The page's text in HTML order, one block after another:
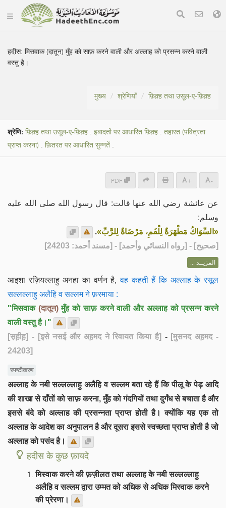
हदीस:मिसवाक (दातून) मुँह को साफ़ करने वाली और अल्लाह को प्रसन्न करने वाली
वस्तु है।
मुख्य श्रेणियाँ फ़िक़्ह तथा उसूल-ए-फ़िक़्ह
श्रेणि: फ़िक़्ह तथा उसूल-ए-फ़िक़्ह . इबादतों पर आधारित फ़िक़्ह . तहारत (पवित्रता
प्राप्त करना) . फ़ितरत पर आधारित सुन्नतें .
PDF + -
عن عائشة رضي الله عنها قالت: قال رسول الله صلى الله عليه
وسلم:
«السِّوَاكُ مَطْهَرَةٌ لِلْفَمِ، مَرْضَاةٌ لِلرَّبِّ».
[صحيح] - [رواه النسائي وأحمد] - [مسند أحمد: 24203]
المزيــد ...
आइशा रज़ियल्लाहु अनहा का वर्णन है, वह कहती हैं कि अल्लाह के रसूल
सल्लल्लाहु अलैहि व सल्लम ने फ़रमाया :
"मिसवाक (दातून)मुँह को साफ़ करने वाली और अल्लाह को प्रसन्न करने
वाली वस्तु है।"
[स़ह़ीह़] - [इसे नसई और अह़मद ने रिवायत किया है] - [मुसनद अह़मद -
24203]
स्पष्टीकरण
अल्लाह के नबी सल्लल्लाहु अलैहि व सल्लम बता रहे हैं कि पीलू के पेड़ आदि
की शाखा से दाँतों को साफ़ करना, मुँह को गंदगियों तथा दुर्गंध से बचाता है और
इससे बंदे को अल्लाह की प्रसन्नता प्राप्त होती है। क्योंकि यह एक तो
अल्लाह के आदेश का अनुपालन है और दूसरा इससे स्वच्छता प्राप्त होती है जो
अल्लाह को पसंद है।
हदीस के कुछ फ़ायदे
मिस्वाक करने की फ़ज़ीलत तथा अल्लाह के नबी सल्लल्लाहु
अलैहि व सल्लम द्वारा उम्मत को अधिक से अधिक मिस्वाक करने
की प्रेरणा।